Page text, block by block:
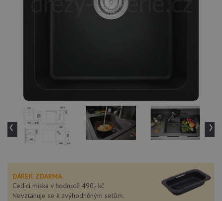
‹ ›
DÁREK ZDARMA
Cedící miska v hodnotě 490,- kč
Nevztahuje se k zvýhodněným setům.